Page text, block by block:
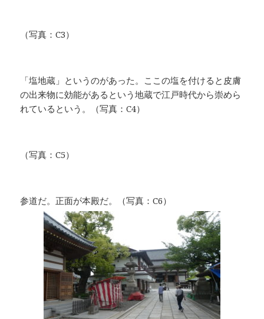
（写真：C3）
「塩地蔵」というのがあった。ここの塩を付けると皮膚
の出来物に効能があるという地蔵で江戸時代から崇めら
れているという。（写真：C4）
（写真：C5）
参道だ。正面が本殿だ。（写真：C6）